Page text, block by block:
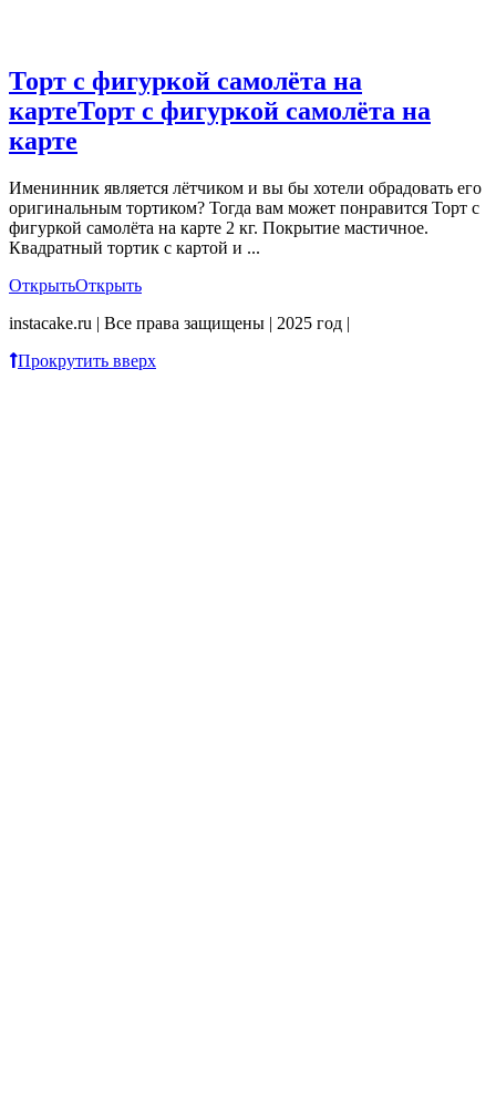
Торт с фигуркой самолёта на
картеТорт с фигуркой самолёта на
карте
Именинник является лётчиком и вы бы хотели обрадовать его
оригинальным тортиком? Тогда вам может понравится Торт с
фигуркой самолёта на карте 2 кг. Покрытие мастичное.
Квадратный тортик с картой и ...
ОткрытьОткрыть
instacake.ru | Все права защищены | 2025 год |
Прокрутить вверх